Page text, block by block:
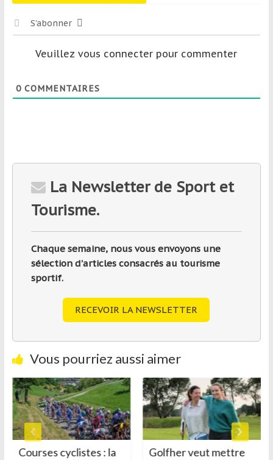
S’abonner
Veuillez vous connecter pour commenter
0COMMENTAIRES
La Newsletter de Sport et
Tourisme.
Chaque semaine, nous vous envoyons une
sélection d'articles consacrés au tourisme
sportif.
RECEVOIR LA NEWSLETTER
Vous pourriez aussi aimer
Courses cyclistes : la
Golfher veut mettre